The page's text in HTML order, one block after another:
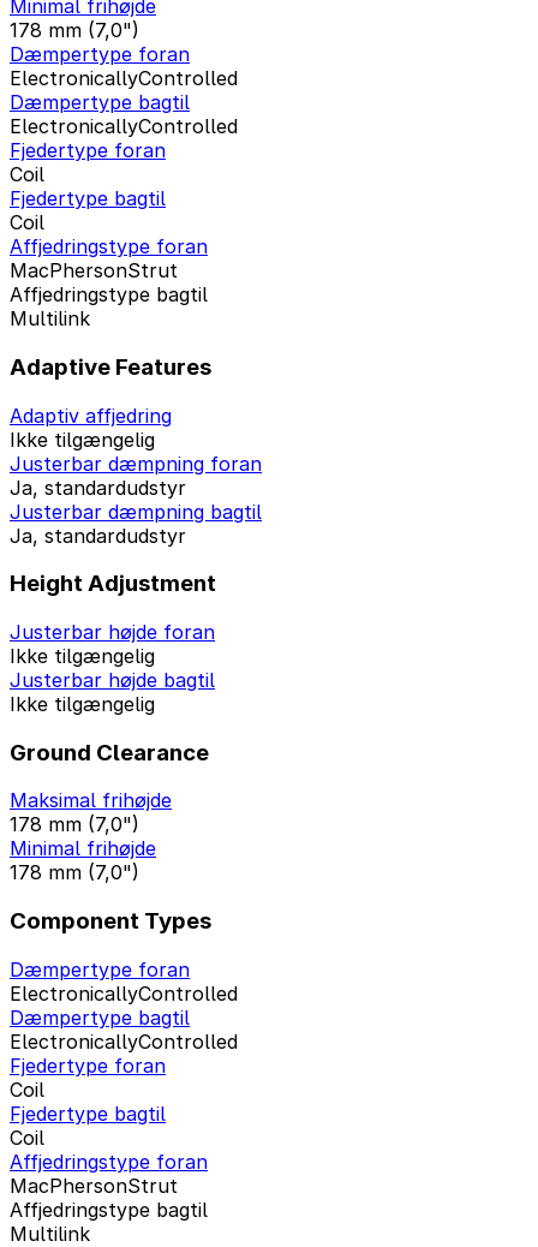
Minimal frihøjde
178 mm (7,0")
Dæmpertype foran
ElectronicallyControlled
Dæmpertype bagtil
ElectronicallyControlled
Fjedertype foran
Coil
Fjedertype bagtil
Coil
Affjedringstype foran
MacPhersonStrut
Affjedringstype bagtil
Multilink
Adaptive Features
Adaptiv affjedring
Ikke tilgængelig
Justerbar dæmpning foran
Ja, standardudstyr
Justerbar dæmpning bagtil
Ja, standardudstyr
Height Adjustment
Justerbar højde foran
Ikke tilgængelig
Justerbar højde bagtil
Ikke tilgængelig
Ground Clearance
Maksimal frihøjde
178 mm (7,0")
Minimal frihøjde
178 mm (7,0")
Component Types
Dæmpertype foran
ElectronicallyControlled
Dæmpertype bagtil
ElectronicallyControlled
Fjedertype foran
Coil
Fjedertype bagtil
Coil
Affjedringstype foran
MacPhersonStrut
Affjedringstype bagtil
Multilink